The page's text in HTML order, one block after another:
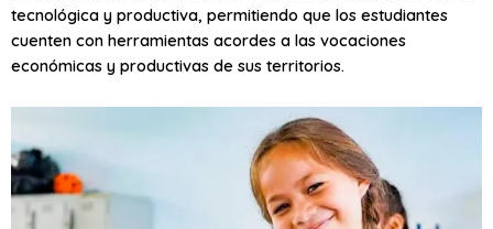
tecnológica y productiva, permitiendo que los estudiantes
cuenten con herramientas acordes a las vocaciones
económicas y productivas de sus territorios.